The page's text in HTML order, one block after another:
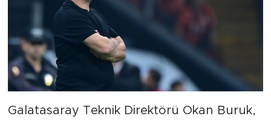
Galatasaray Teknik Direktörü Okan Buruk,